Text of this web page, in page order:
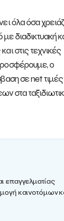
όλα όσα
διαδικτυακή
στις τεχνικές
ο
σε net τιμές
στα
επαγγελματίας
καινοτόμων